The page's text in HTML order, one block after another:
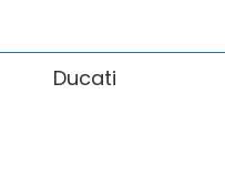
Ducati